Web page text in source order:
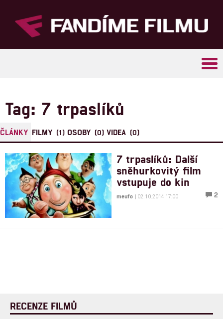
Tag: 7 trpaslíků
ČLÁNKY FILMY (1) OSOBY (0) VIDEA (0)
7 trpaslíků: Další
sněhurkovitý film
vstupuje do kin
meufo | 02.10.2014 17:00 2
RECENZE FILMŮ